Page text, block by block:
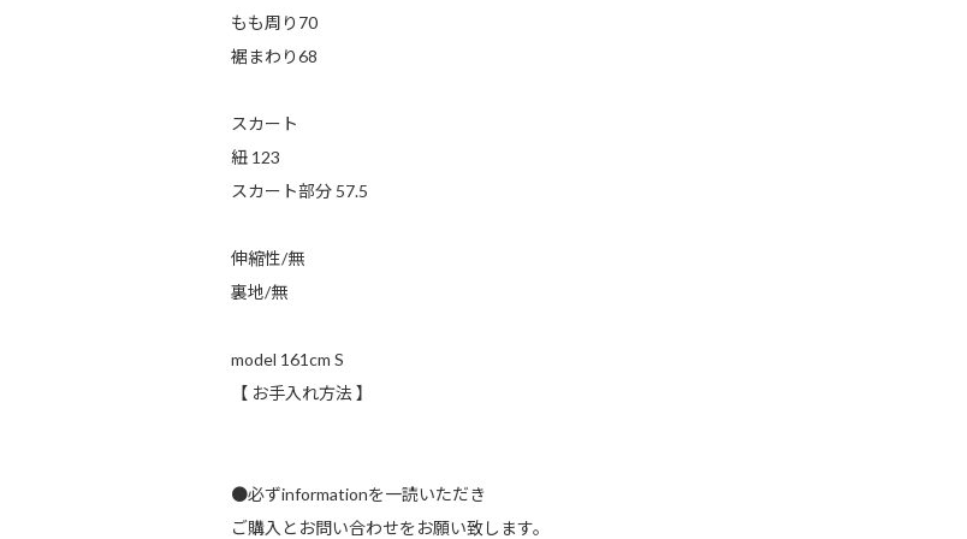
もも周り70
裾まわり68
スカート
紐 123
スカート部分 57.5
伸縮性/無
裏地/無
model 161cm S
【 お手入れ方法 】
●必ずinformationを一読いただき
ご購入とお問い合わせをお願い致します。